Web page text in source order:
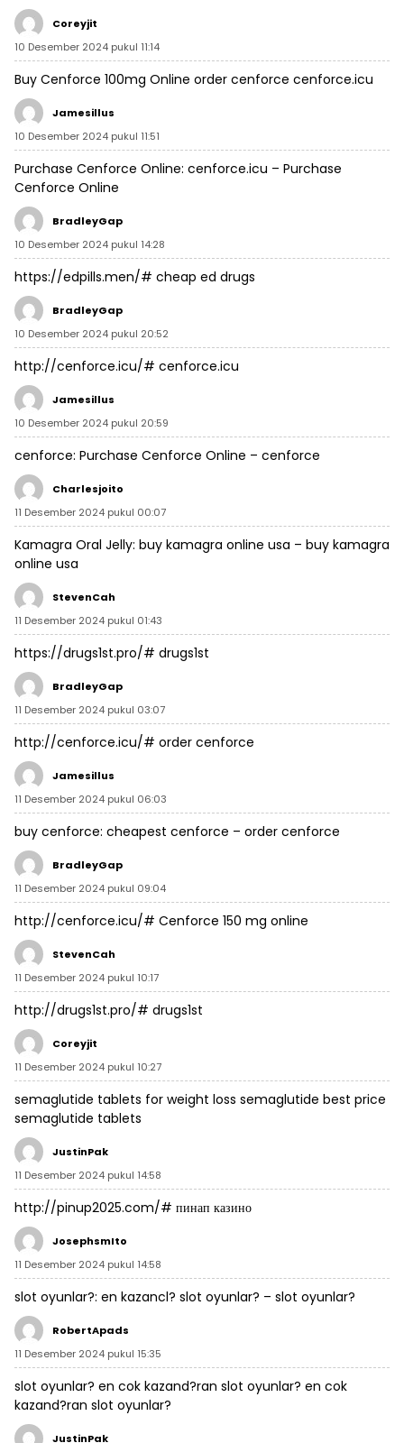
Coreyjit
10 Desember 2024 pukul 11:14
Buy Cenforce 100mg Online order cenforce cenforce.icu
Jamesillus
10 Desember 2024 pukul 11:51
Purchase Cenforce Online: cenforce.icu – Purchase
Cenforce Online
BradleyGap
10 Desember 2024 pukul 14:28
https://edpills.men/# cheap ed drugs
BradleyGap
10 Desember 2024 pukul 20:52
http://cenforce.icu/# cenforce.icu
Jamesillus
10 Desember 2024 pukul 20:59
cenforce: Purchase Cenforce Online – cenforce
Charlesjoito
11 Desember 2024 pukul 00:07
Kamagra Oral Jelly: buy kamagra online usa – buy kamagra
online usa
StevenCah
11 Desember 2024 pukul 01:43
https://drugs1st.pro/# drugs1st
BradleyGap
11 Desember 2024 pukul 03:07
http://cenforce.icu/# order cenforce
Jamesillus
11 Desember 2024 pukul 06:03
buy cenforce: cheapest cenforce – order cenforce
BradleyGap
11 Desember 2024 pukul 09:04
http://cenforce.icu/# Cenforce 150 mg online
StevenCah
11 Desember 2024 pukul 10:17
http://drugs1st.pro/# drugs1st
Coreyjit
11 Desember 2024 pukul 10:27
semaglutide tablets for weight loss semaglutide best price
semaglutide tablets
JustinPak
11 Desember 2024 pukul 14:58
http://pinup2025.com/# пинап казино
JosephsmIto
11 Desember 2024 pukul 14:58
slot oyunlar?: en kazancl? slot oyunlar? – slot oyunlar?
RobertApads
11 Desember 2024 pukul 15:35
slot oyunlar? en cok kazand?ran slot oyunlar? en cok
kazand?ran slot oyunlar?
JustinPak